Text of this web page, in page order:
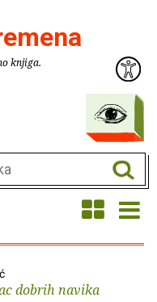
knjiga.
dobrih navika